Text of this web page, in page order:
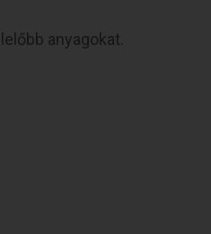
anyagokat.